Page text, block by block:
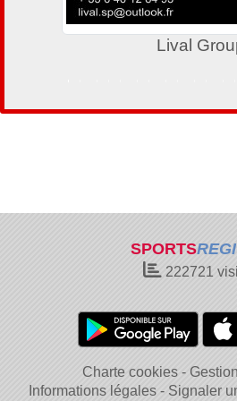
SPORTS
222721
Charte cookies
Informations légales
Signaler